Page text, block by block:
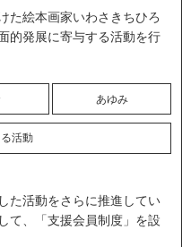
た絵本画家いわさきちひろ
的発展に寄与する活動を行
あゆみ
活動
た活動をさらに推進してい
て、「支援会員制度」を設